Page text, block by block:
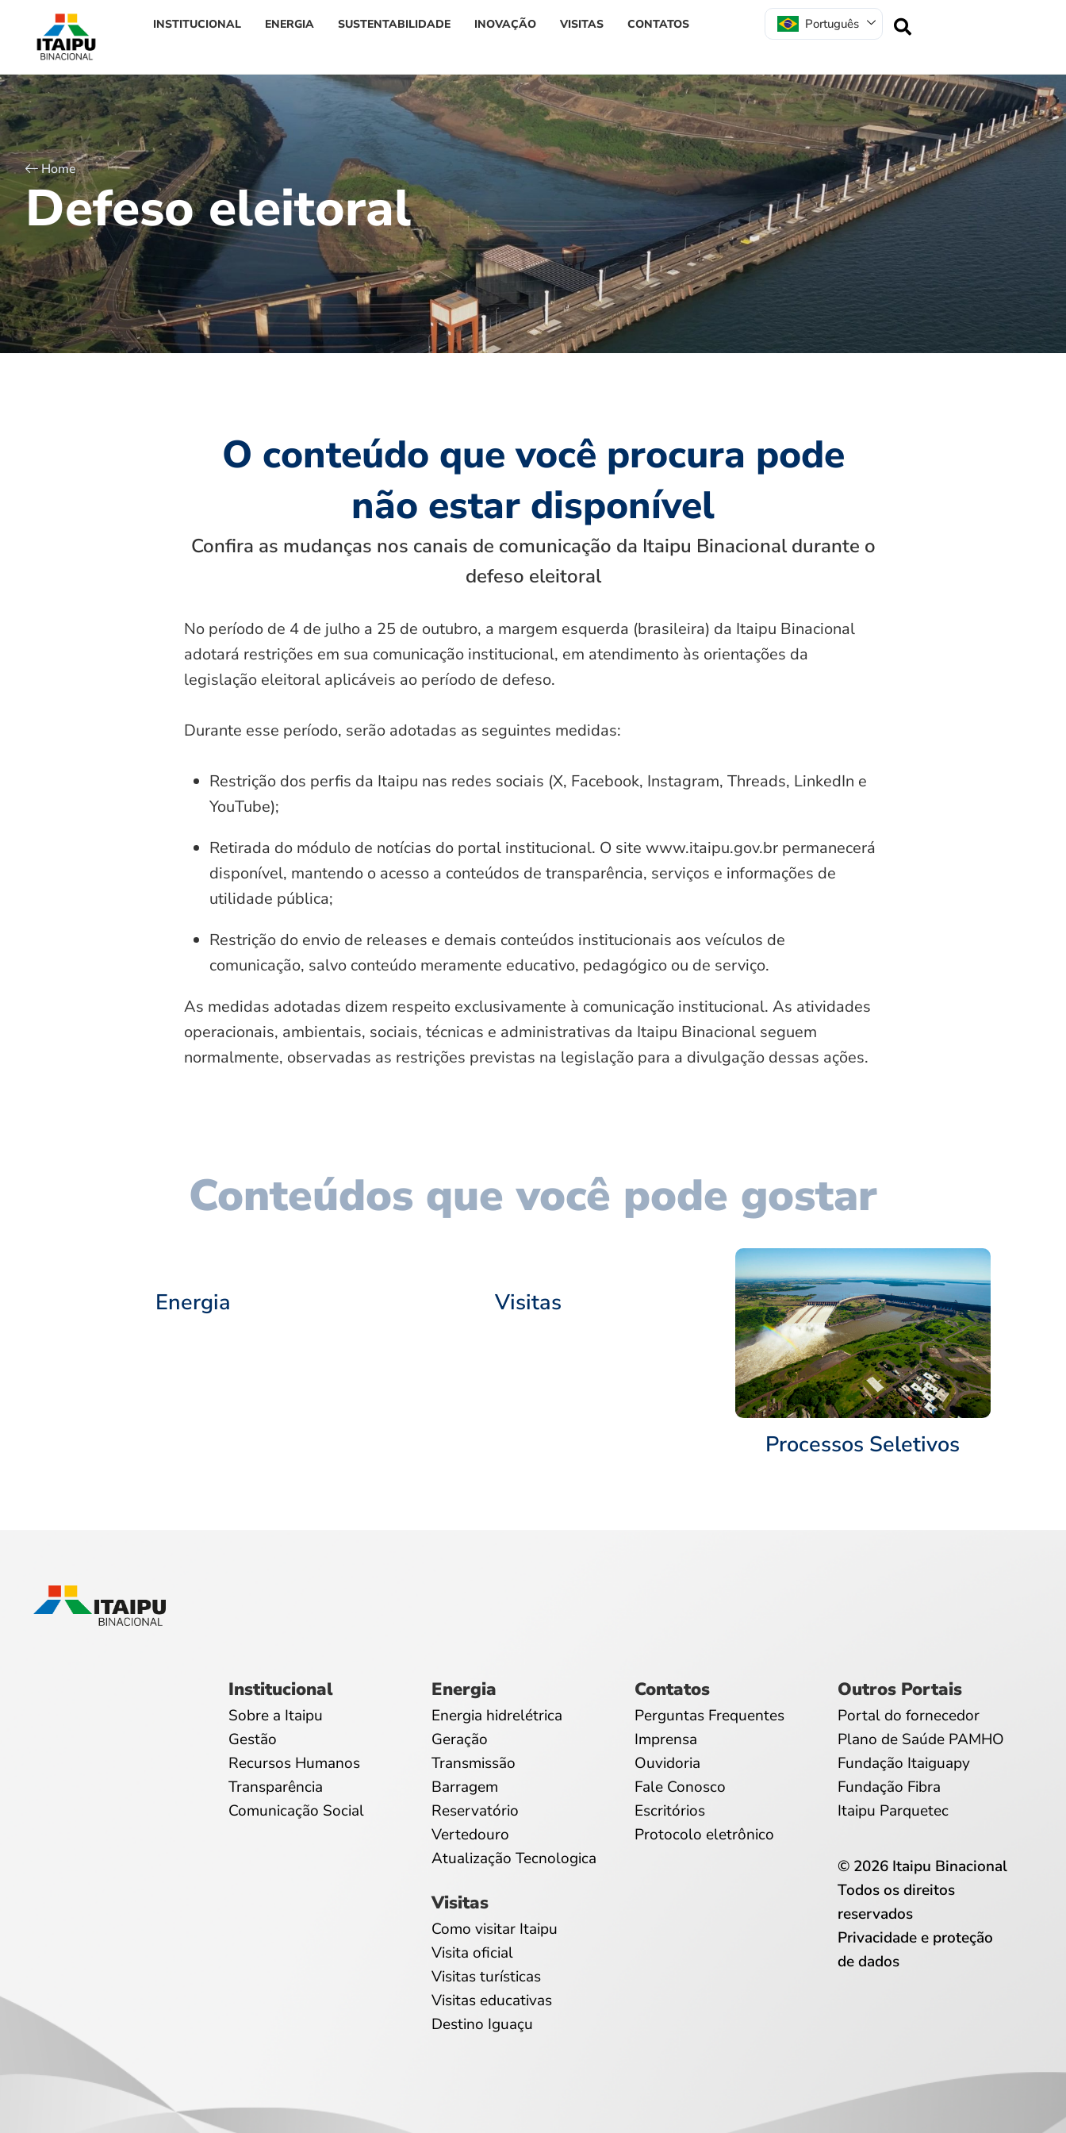
INSTITUCIONAL ENERGIA SUSTENTABILIDADE INOVAÇÃO VISITAS CONTATOS Português
Home
Defeso eleitoral
O conteúdo que você procura pode
não estar disponível
Confira as mudanças nos canais de comunicação da Itaipu Binacional durante o
defeso eleitoral
No período de 4 de julho a 25 de outubro, a margem esquerda (brasileira) da Itaipu Binacional
adotará restrições em sua comunicação institucional, em atendimento às orientações da
legislação eleitoral aplicáveis ao período de defeso.
Durante esse período, serão adotadas as seguintes medidas:
Restrição dos perfis da Itaipu nas redes sociais (X, Facebook, Instagram, Threads, LinkedIn e
YouTube);
Retirada do módulo de notícias do portal institucional. O site www.itaipu.gov.br permanecerá
disponível, mantendo o acesso a conteúdos de transparência, serviços e informações de
utilidade pública;
Restrição do envio de releases e demais conteúdos institucionais aos veículos de
comunicação, salvo conteúdo meramente educativo, pedagógico ou de serviço.
As medidas adotadas dizem respeito exclusivamente à comunicação institucional. As atividades
operacionais, ambientais, sociais, técnicas e administrativas da Itaipu Binacional seguem
normalmente, observadas as restrições previstas na legislação para a divulgação dessas ações.
Conteúdos que você pode gostar
Energia Visitas
Processos Seletivos
Institucional
Sobre a Itaipu
Gestão
Recursos Humanos
Transparência
Comunicação Social
Energia
Energia hidrelétrica
Geração
Transmissão
Barragem
Reservatório
Vertedouro
Atualização Tecnologica
Visitas
Como visitar Itaipu
Visita oficial
Visitas turísticas
Visitas educativas
Destino Iguaçu
Contatos
Perguntas Frequentes
Imprensa
Ouvidoria
Fale Conosco
Escritórios
Protocolo eletrônico
Outros Portais
Portal do fornecedor
Plano de Saúde PAMHO
Fundação Itaiguapy
Fundação Fibra
Itaipu Parquetec
© 2026 Itaipu Binacional
Todos os direitos
reservados
Privacidade e proteção
de dados